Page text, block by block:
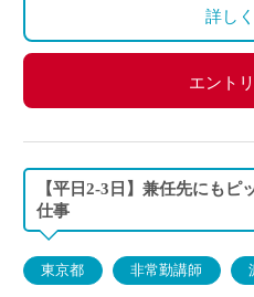
詳し
エント
【平日2-3日】兼任先にもピ
仕事
東京都 非常勤講師